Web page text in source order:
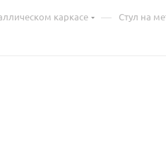
каркасе — Стул на